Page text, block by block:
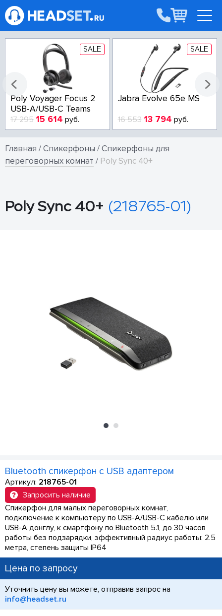
SALE
Poly Voyager Focus 2
USB-A/USB-C Teams
17 295 15 614 руб.
SALE
Jabra Evolve 65e MS
16 553 13 794 руб.
Главная /Спикерфоны /Спикерфоны для
переговорных комнат / Poly Sync 40+
Poly Sync 40+ (218765-01)
Bluetooth спикерфон с USB адаптером
Артикул: 218765-01
Запросить наличие
Спикерфон для малых переговорных комнат,
подключение к компьютеру по USB-A/USB-C кабелю или
USB-A донглу, к смартфону по Bluetooth 5.1, до 30 часов
работы без подзарядки, эффективный радиус работы: 2.5
метра, степень защиты IP64
Цена по запросу
Уточнить цену вы можете, отправив запрос на
info@headset.ru